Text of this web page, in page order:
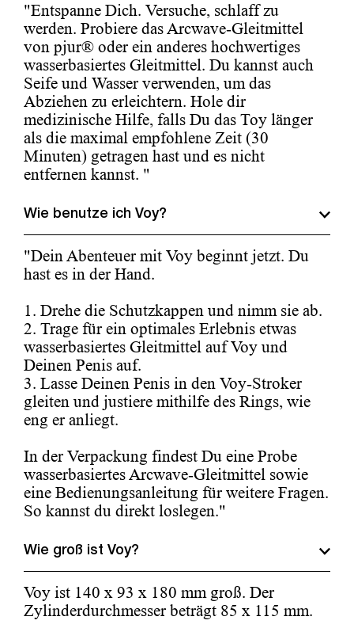
"Entspanne Dich. Versuche, schlaff zu
werden. Probiere das Arcwave-Gleitmittel
von pjur® oder ein anderes hochwertiges
wasserbasiertes Gleitmittel. Du kannst auch
Seife und Wasser verwenden, um das
Abziehen zu erleichtern. Hole dir
medizinische Hilfe, falls Du das Toy länger
als die maximal empfohlene Zeit (30
Minuten) getragen hast und es nicht
entfernen kannst. "
Wie benutze ich Voy?
"Dein Abenteuer mit Voy beginnt jetzt. Du
hast es in der Hand.
1. Drehe die Schutzkappen und nimm sie ab.
2. Trage für ein optimales Erlebnis etwas
wasserbasiertes Gleitmittel auf Voy und
Deinen Penis auf.
3. Lasse Deinen Penis in den Voy-Stroker
gleiten und justiere mithilfe des Rings, wie
eng er anliegt.
In der Verpackung findest Du eine Probe
wasserbasiertes Arcwave-Gleitmittel sowie
eine Bedienungsanleitung für weitere Fragen.
So kannst du direkt loslegen."
Wie groß ist Voy?
Voy ist 140 x 93 x 180 mm groß. Der
Zylinderdurchmesser beträgt 85 x 115 mm.